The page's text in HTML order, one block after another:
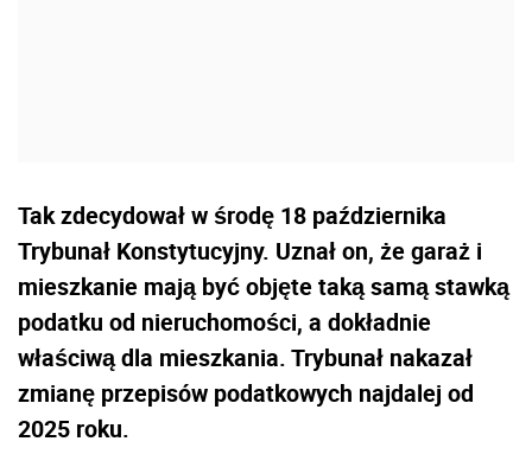
Tak zdecydował w środę 18 października
Trybunał Konstytucyjny. Uznał on, że garaż i
mieszkanie mają być objęte taką samą stawką
podatku od nieruchomości, a dokładnie
właściwą dla mieszkania. Trybunał nakazał
zmianę przepisów podatkowych najdalej od
2025 roku.